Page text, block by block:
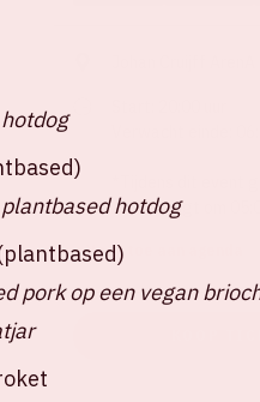
AMF eindigt om
+ Voeg toe aan agenda
hotdog
pork op een vegan